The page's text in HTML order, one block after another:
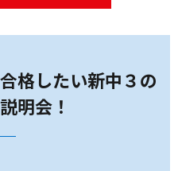
格したい新中３の
明会！